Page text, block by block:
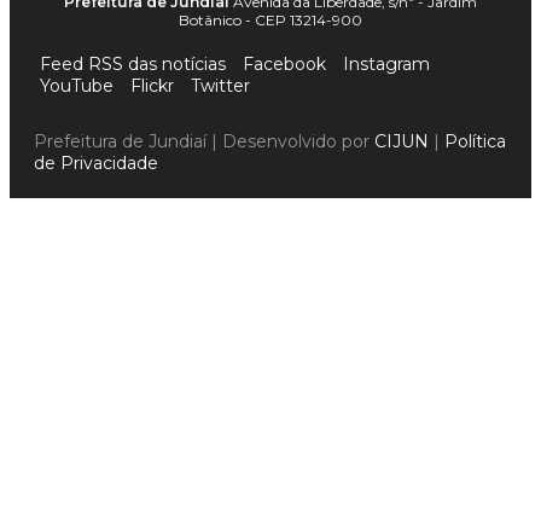
Botânico - CEP 13214-900
Feed RSS das notícias Facebook
Instagram
YouTube
Flickr Twitter
Prefeitura de Jundiaí | Desenvolvido por CIJUN
Política
de Privacidade